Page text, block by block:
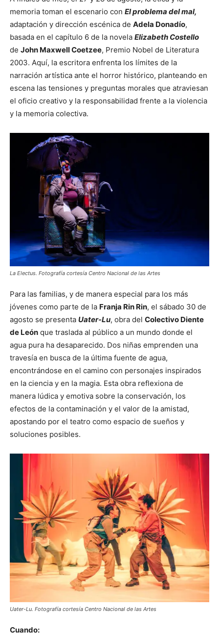
memoria toman el escenario con El problema del mal,
adaptación y dirección escénica de Adela Donadío,
basada en el capítulo 6 de la novela Elizabeth Costello
de John Maxwell Coetzee, Premio Nobel de Literatura
2003. Aquí, la escritora enfrenta los límites de la
narración artística ante el horror histórico, planteando en
escena las tensiones y preguntas morales que atraviesan
el oficio creativo y la responsabilidad frente a la violencia
y la memoria colectiva.
La Electus. Fotografía cortesía Centro Nacional de las Artes
Para las familias, y de manera especial para los más
jóvenes como parte de la Franja Rin Rin, el sábado 30 de
agosto se presenta Uater-Lu, obra del Colectivo Diente
de León que traslada al público a un mundo donde el
agua pura ha desaparecido. Dos niñas emprenden una
travesía en busca de la última fuente de agua,
encontrándose en el camino con personajes inspirados
en la ciencia y en la magia. Esta obra reflexiona de
manera lúdica y emotiva sobre la conservación, los
efectos de la contaminación y el valor de la amistad,
apostando por el teatro como espacio de sueños y
soluciones posibles.
Uater-Lu. Fotografía cortesía Centro Nacional de las Artes
Cuando: